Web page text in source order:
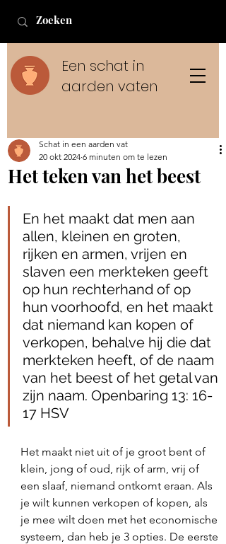
Een schat in
aarden vaten
Het teken van het beest
Schat in een aarden vat
20 okt 2024 6 minuten om te lezen
En het maakt dat men aan
allen, kleinen en groten,
rijken en armen, vrijen en
slaven een merkteken geeft
op hun rechterhand of op
hun voorhoofd, en het maakt
dat niemand kan kopen of
verkopen, behalve hij die dat
merkteken heeft, of de naam
van het beest of het getal van
zijn naam. Openbaring 13: 16-
17 HSV
Het maakt niet uit of je groot bent of
klein, jong of oud, rijk of arm, vrij of
een slaaf, niemand ontkomt eraan. Als
je wilt kunnen verkopen of kopen, als
je mee wilt doen met het economische
systeem, dan heb je 3 opties. De eerste